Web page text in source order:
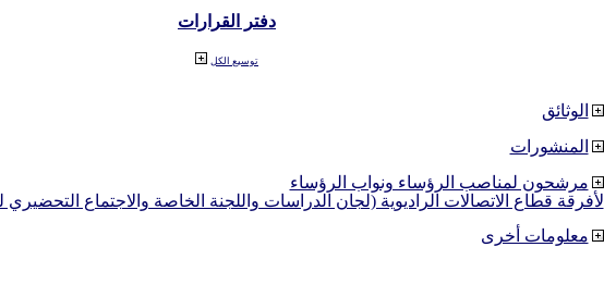
دفتر القرارات
توسيع الكل
الوثائق
المنشورات
مرشحون لمناصب الرؤساء ونواب الرؤساء
لأفرقة قطاع الاتصالات الراديوية (لجان الدراسات واللجنة الخاصة والاجتماع التحضيري
معلومات أخرى